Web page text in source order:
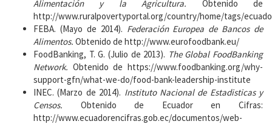
Alimentación y la Agricultura. Obtenido de
http://www.ruralpovertyportal.org/country/home/tags/
FEBA. (Mayo de 2014). Federación Europea de Bancos de
Alimentos. Obtenido de http://www.eurofoodbank.eu/
FoodBanking, T. G. (Julio de 2013). The Global FoodBanking
Network. Obtenido de https://www.foodbanking.org/why-
support-gfn/what-we-do/food-bank-leadership-institute
INEC. (Marzo de 2014). Instituto Nacional de Estadisticas y
Censos. Obtenido de Ecuador en Cifras:
http://www.ecuadorencifras.gob.ec/documentos/web-